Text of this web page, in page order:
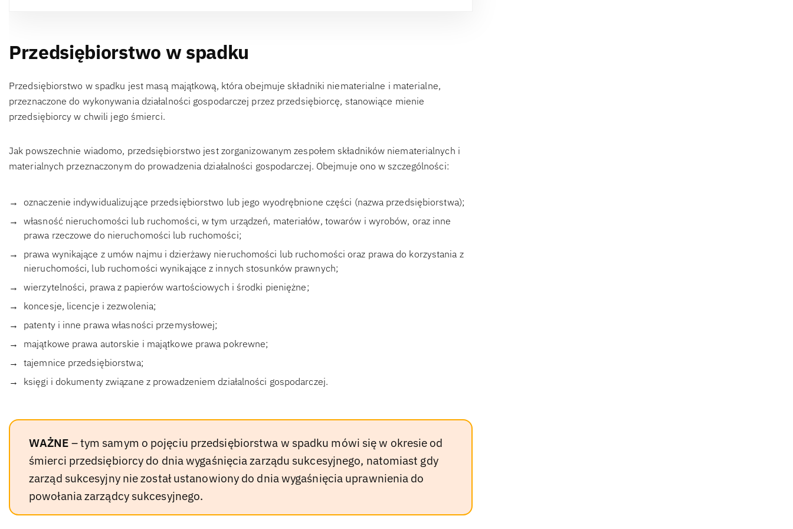
Przedsiębiorstwo w spadku
Przedsiębiorstwo w spadku jest masą majątkową, która obejmuje składniki niematerialne i materialne,
przeznaczone do wykonywania działalności gospodarczej przez przedsiębiorcę, stanowiące mienie
przedsiębiorcy w chwili jego śmierci.
Jak powszechnie wiadomo, przedsiębiorstwo jest zorganizowanym zespołem składników niematerialnych i
materialnych przeznaczonym do prowadzenia działalności gospodarczej. Obejmuje ono w szczególności:
oznaczenie indywidualizujące przedsiębiorstwo lub jego wyodrębnione części (nazwa przedsiębiorstwa);
własność nieruchomości lub ruchomości, w tym urządzeń, materiałów, towarów i wyrobów, oraz inne
prawa rzeczowe do nieruchomości lub ruchomości;
prawa wynikające z umów najmu i dzierżawy nieruchomości lub ruchomości oraz prawa do korzystania z
nieruchomości, lub ruchomości wynikające z innych stosunków prawnych;
wierzytelności, prawa z papierów wartościowych i środki pieniężne;
koncesje, licencje i zezwolenia;
patenty i inne prawa własności przemysłowej;
majątkowe prawa autorskie i majątkowe prawa pokrewne;
tajemnice przedsiębiorstwa;
księgi i dokumenty związane z prowadzeniem działalności gospodarczej.
WAŻNE – tym samym o pojęciu przedsiębiorstwa w spadku mówi się w okresie od
śmierci przedsiębiorcy do dnia wygaśnięcia zarządu sukcesyjnego, natomiast gdy
zarząd sukcesyjny nie został ustanowiony do dnia wygaśnięcia uprawnienia do
powołania zarządcy sukcesyjnego.